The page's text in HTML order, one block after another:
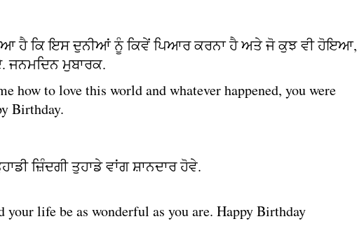
ਹੈ ਕਿ ਇਸ ਦੁਨੀਆਂ ਨੂੰ ਕਿਵੇਂ ਪਿਆਰ ਕਰਨਾ ਹੈ ਅਤੇ ਜੋ ਕੁਝ ਵੀ ਹੋਇਆ,
ਜਨਮਦਿਨ ਮੁਬਾਰਕ.
how to love this world and whatever happened, you were
Birthday.
ਜ਼ਿੰਦਗੀ ਤੁਹਾਡੇ ਵਾਂਗ ਸ਼ਾਨਦਾਰ ਹੋਵੇ.
your life be as wonderful as you are. Happy Birthday